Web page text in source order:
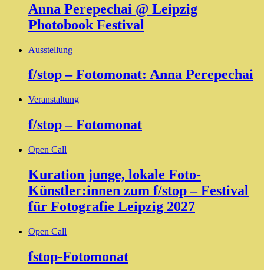
Anna Perepechai @ Leipzig
Photobook Festival
Ausstellung
f/stop – Fotomonat: Anna Perepechai
Veranstaltung
f/stop – Fotomonat
Open Call
Kuration junge, lokale Foto-
Künstler:innen zum f/stop – Festival
für Fotografie Leipzig 2027
Open Call
fstop-Fotomonat